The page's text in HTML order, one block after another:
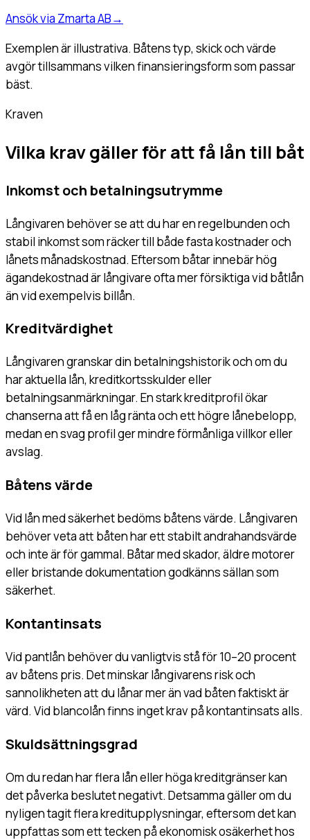
Ansök via Zmarta AB→
Exemplen är illustrativa. Båtens typ, skick och värde
avgör tillsammans vilken finansieringsform som passar
bäst.
Kraven
Vilka krav gäller för att få lån till båt
Inkomst och betalningsutrymme
Långivaren behöver se att du har en regelbunden och
stabil inkomst som räcker till både fasta kostnader och
lånets månadskostnad. Eftersom båtar innebär hög
ägandekostnad är långivare ofta mer försiktiga vid båtlån
än vid exempelvis billån.
Kreditvärdighet
Långivaren granskar din betalningshistorik och om du
har aktuella lån, kreditkortsskulder eller
betalningsanmärkningar. En stark kreditprofil ökar
chanserna att få en låg ränta och ett högre lånebelopp,
medan en svag profil ger mindre förmånliga villkor eller
avslag.
Båtens värde
Vid lån med säkerhet bedöms båtens värde. Långivaren
behöver veta att båten har ett stabilt andrahandsvärde
och inte är för gammal. Båtar med skador, äldre motorer
eller bristande dokumentation godkänns sällan som
säkerhet.
Kontantinsats
Vid pantlån behöver du vanligtvis stå för 10–20 procent
av båtens pris. Det minskar långivarens risk och
sannolikheten att du lånar mer än vad båten faktiskt är
värd. Vid blancolån finns inget krav på kontantinsats alls.
Skuldsättningsgrad
Om du redan har flera lån eller höga kreditgränser kan
det påverka beslutet negativt. Detsamma gäller om du
nyligen tagit flera kreditupplysningar, eftersom det kan
uppfattas som ett tecken på ekonomisk osäkerhet hos